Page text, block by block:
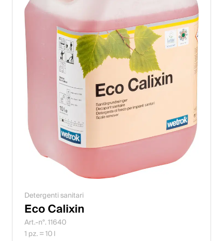
Detergenti sanitari
Eco Calixin
Art.-n°. 11640
1 pz. = 10 l